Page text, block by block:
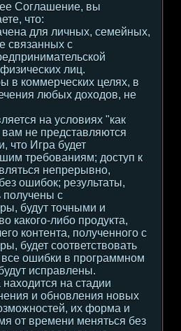
Соглашение, вы
что:
для личных, семейных,
связанных с
лиц.
в коммерческих целях, в
любых доходов, не
на условиях "как
вам не представляются
что Игра будет
требованиям; доступ к
непрерывно,
ошибок; результаты,
получены с
будут точными и
какого-либо продукта,
контента, полученного с
будет соответствовать
ошибки в программном
исправлены.
на стадии
и обновления новых
их форма и
от времени меняться без